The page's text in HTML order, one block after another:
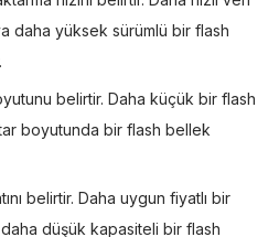
daha yüksek sürümlü bir flash
belirtir. Daha küçük bir flash
boyutunda bir flash bellek
belirtir. Daha uygun fiyatlı bir
düşük kapasiteli bir flash